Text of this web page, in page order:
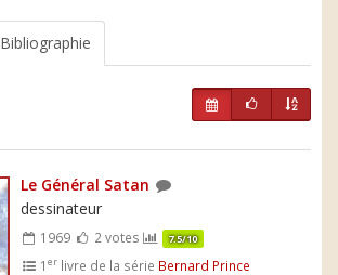
Bibliographie
Le Général Satan
dessinateur
1969 2 votes 7.5/10
1er livre de la série Bernard Prince